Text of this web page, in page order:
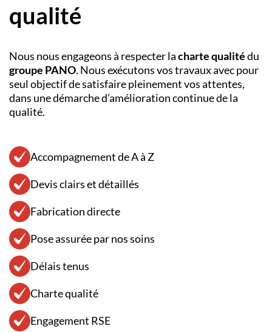
qualité
Nous nous engageons à respecter lacharte qualitédu
groupe PANO. Nous exécutons vos travaux avec pour
seul objectif de satisfaire pleinement vos attentes,
dans une démarche d’amélioration continue de la
qualité.
Accompagnement de A à Z
Devis clairs et détaillés
Fabrication directe
Pose assurée par nos soins
Délais tenus
Charte qualité
Engagement RSE